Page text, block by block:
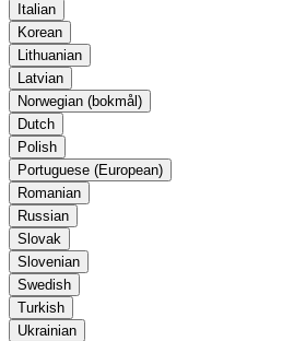
Italian
Korean
Lithuanian
Latvian
Norwegian (bokmål)
Dutch
Polish
Portuguese (European)
Romanian
Russian
Slovak
Slovenian
Swedish
Turkish
Ukrainian